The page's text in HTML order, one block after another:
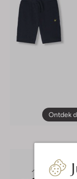
Ontdek